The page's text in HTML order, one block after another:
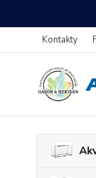
Kontakty